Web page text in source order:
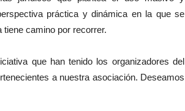
práctica y dinámica en la que se
camino por recorrer.
que han tenido los organizadores del
a nuestra asociación. Deseamos